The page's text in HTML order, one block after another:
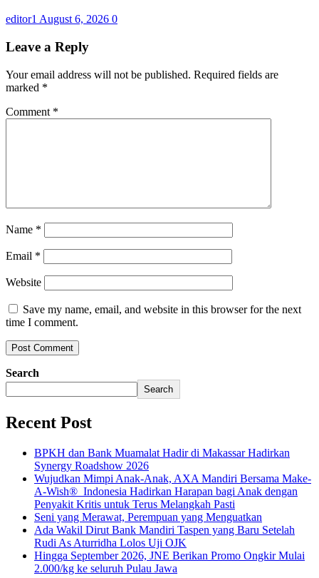
editor1 August 6, 2026 0
Leave a Reply
Your email address will not be published. Required fields are
marked *
Comment *
Name *
Email *
Website
Save my name, email, and website in this browser for the next
time I comment.
Search
Search
Recent Post
BPKH dan Bank Muamalat Hadir di Makassar Hadirkan
Synergy Roadshow 2026
Wujudkan Mimpi Anak-Anak, AXA Mandiri Bersama Make-
A-Wish® Indonesia Hadirkan Harapan bagi Anak dengan
Penyakit Kritis untuk Terus Melangkah Pasti
Seni yang Merawat, Perempuan yang Menguatkan
Ada Wakil Dirut Bank Mandiri Taspen yang Baru Setelah
Rudi As Aturridha Lolos Uji OJK
Hingga September 2026, JNE Berikan Promo Ongkir Mulai
2.000/kg ke seluruh Pulau Jawa